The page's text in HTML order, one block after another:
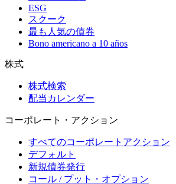
ESG
スクーク
最も人気の債券
Bono americano a 10 años
株式
株式検索
配当カレンダー
コーポレート・アクション
すべてのコーポレートアクション
デフォルト
新規債券発行
コール / プット・オプション